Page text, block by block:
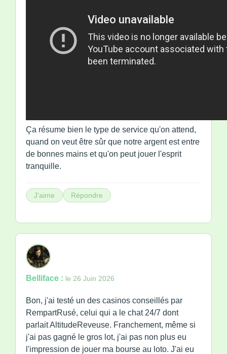
Ça résume bien le type de service qu'on attend,
quand on veut être sûr que notre argent est entre
de bonnes mains et qu'on peut jouer l'esprit
tranquille.
J'aime Répondre
Belliface : le 26 Juin 2026
Bon, j'ai testé un des casinos conseillés par
RempartRusé, celui qui a le chat 24/7 dont
parlait AltitudeReveuse. Franchement, même si
j'ai pas gagné le gros lot, j'ai pas non plus eu
l'impression de jouer ma bourse au loto. J'ai eu